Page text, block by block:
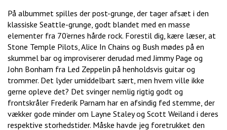
På albummet spilles der post-grunge, der tager afsæt i den
klassiske Seattle-grunge, godt blandet med en masse
elementer fra 70’ernes hårde rock. Forestil dig, kære læser, at
Stone Temple Pilots, Alice In Chains og Bush mødes på en
skummel bar og improviserer derudad med Jimmy Page og
John Bonham fra Led Zeppelin på henholdsvis guitar og
trommer. Det lyder umiddelbart sært, men hvem ville ikke
gerne opleve det? Det svinger nemlig rigtig godt og
frontskråler Frederik Parnam har en afsindig fed stemme, der
vækker gode minder om Layne Staley og Scott Weiland i deres
respektive storhedstider. Måske havde jeg foretrukket den